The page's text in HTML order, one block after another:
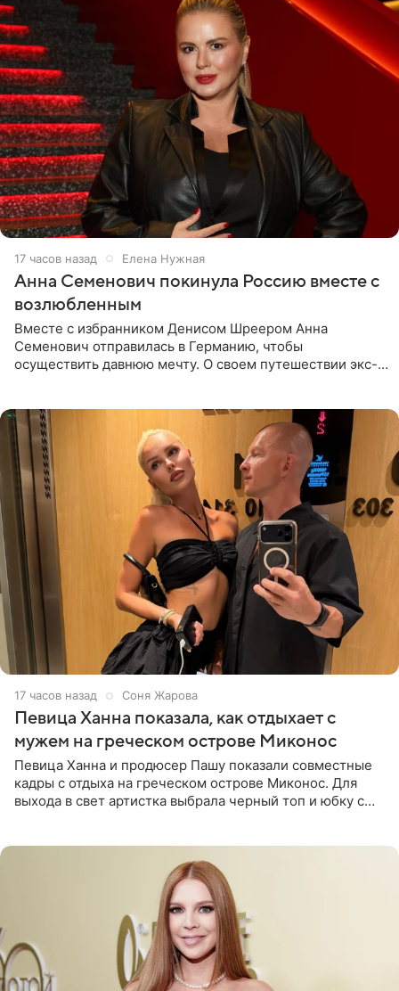
17 часов назад Елена Нужная
Анна Семенович покинула Россию вместе с
возлюбленным
Вместе с избранником Денисом Шреером Анна
Семенович отправилась в Германию, чтобы
осуществить давнюю мечту. О своем путешествии экс-
17 часов назад Соня Жарова
Певица Ханна показала, как отдыхает с
мужем на греческом острове Миконос
Певица Ханна и продюсер Пашу показали совместные
кадры с отдыха на греческом острове Миконос. Для
выхода в свет артистка выбрала черный топ и юбку с